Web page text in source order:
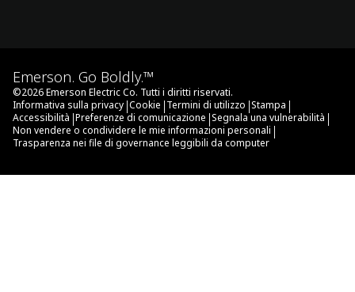
Emerson. Go Boldly.™
©2026Emerson Electric Co. Tutti i diritti riservati.
Informativa sulla privacy |Cookie |Termini di utilizzo |Stampa |
Accessibilità |Preferenze di comunicazione |Segnala una vulnerabilità |
Non vendere o condividere le mie informazioni personali |
Trasparenza nei file di governance leggibili da computer